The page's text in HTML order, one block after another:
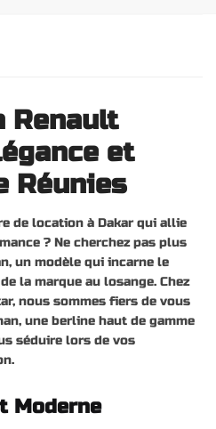
Renault
et
Réunies
de location à Dakar qui allie
? Ne cherchez pas plus
un modèle qui incarne le
la marque au losange. Chez
nous sommes fiers de vous
une berline haut de gamme
séduire lors de vos
Moderne